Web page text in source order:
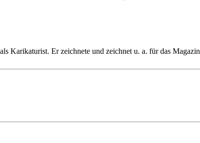
Karikaturist. Er zeichnete und zeichnet u. a. für das Magazin